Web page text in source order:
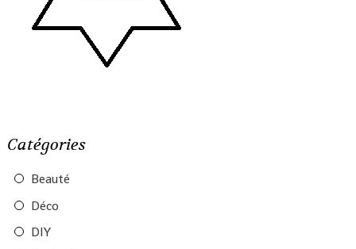
Catégories
Beauté
Déco
DIY